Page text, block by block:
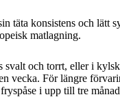
täta konsistens och lätt
matlagning.
svalt och torrt, eller i
vecka. För längre
i upp till tre